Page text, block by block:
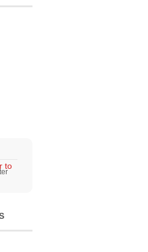
to